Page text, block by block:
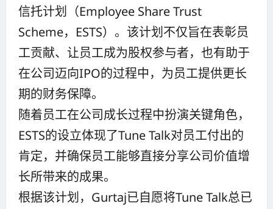
信托计划（Employee Share Trust
Scheme，ESTS）。该计划不仅旨在表彰员
工贡献、让员工成为股权参与者，也有助于
在公司迈向IPO的过程中，为员工提供更长
期的财务保障。
随着员工在公司成长过程中扮演关键角色，
ESTS的设立体现了Tune Talk对员工付出的
肯定，并确保员工能够直接分享公司价值增
长所带来的成果。
根据该计划，Gurtaj已自愿将Tune Talk总已